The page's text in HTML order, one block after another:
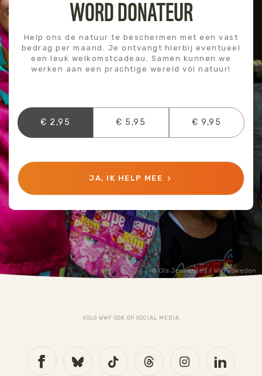
Ola Jennersten / WWF-Sweden
WORD DONATEUR
Help ons de natuur te beschermen met een vast
bedrag per maand. Je ontvangt hierbij eventueel
een leuk welkomstcadeau. Samen kunnen we
werken aan een prachtige wereld vól natuur!
€ 2,95 € 5,95 € 9,95
JA, IK HELP MEE
VOLG WWF OOK OP SOCIAL MEDIA